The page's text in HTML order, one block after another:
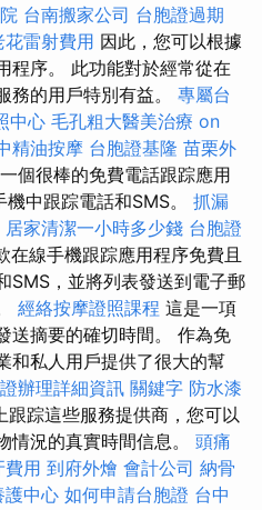
台南搬家公司 台胞證過期
花雷射費用 因此，您可以根據
程序。 此功能對於經常從在
務的用戶特別有益。 專屬台
中心 毛孔粗大醫美治療 on
精油按摩 台胞證基隆 苗栗外
個很棒的免費電話跟踪應用
中跟踪電話和SMS。 抓漏
居家清潔一小時多少錢 台胞證
在線手機跟踪應用程序免費且
SMS，並將列表發送到電子郵
經絡按摩證照課程 這是一項
送摘要的確切時間。 作為免
和私人用戶提供了很大的幫
辦理詳細資訊 關鍵字 防水漆
踪這些服務提供商，您可以
情況的真實時間信息。 頭痛
費用 到府外燴 會計公司 納骨
護中心 如何申請台胞證 台中